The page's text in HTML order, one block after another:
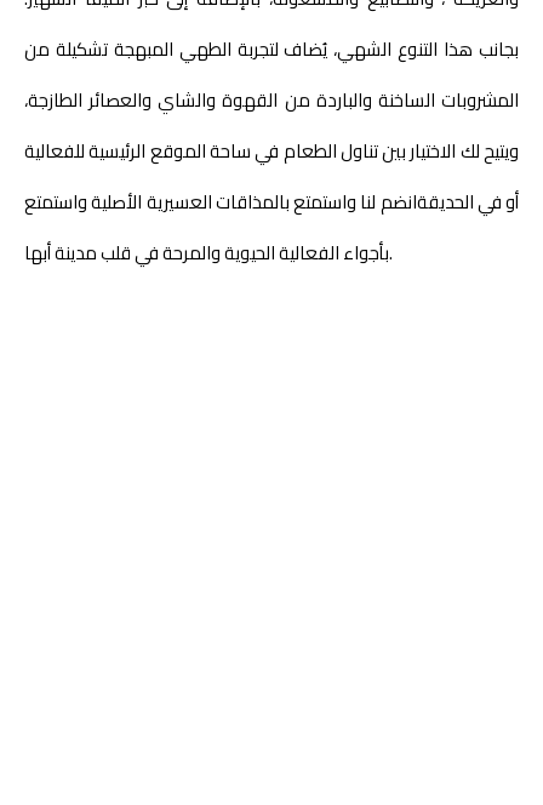
بجانب هذا التنوع الشهي، يُضاف لتجربة الطهي المبهجة تشكيلة من
المشروبات الساخنة والباردة من القهوة والشاي والعصائر الطازجة،
ويتيح لك الاختيار بين تناول الطعام في ساحة الموقع الرئيسية للفعالية
أو في الحديقةانضم لنا واستمتع بالمذاقات العسيرية الأصلية واستمتع
بأجواء الفعالية الحيوية والمرحة في قلب مدينة أبها.